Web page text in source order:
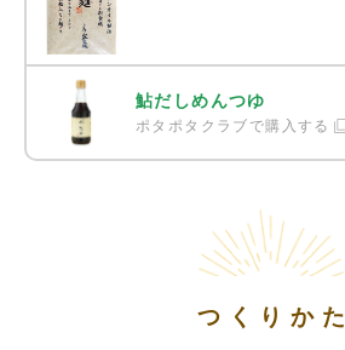
鮎だしめんつゆ
ポタポタクラブで購入する
つくりかた